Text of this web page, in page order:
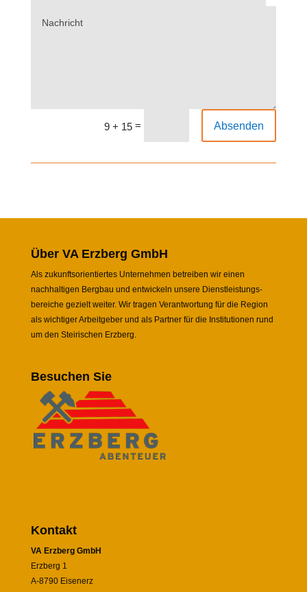
9 + 15 = Absenden
Über VA Erzberg GmbH
Als zukunftsorientiertes Unternehmen betreiben wir einen
nachhaltigen Bergbau und entwickeln unsere Dienstleistungs-
bereiche gezielt weiter. Wir tragen Verantwortung für die Region
als wichtiger Arbeitgeber und als Partner für die Institutionen rund
um den Steirischen Erzberg.
Besuchen Sie
Kontakt
VA Erzberg GmbH
Erzberg 1
A-8790 Eisenerz